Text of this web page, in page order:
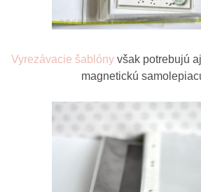
Vyrezávacie šablóny však potrebujú
magnetickú